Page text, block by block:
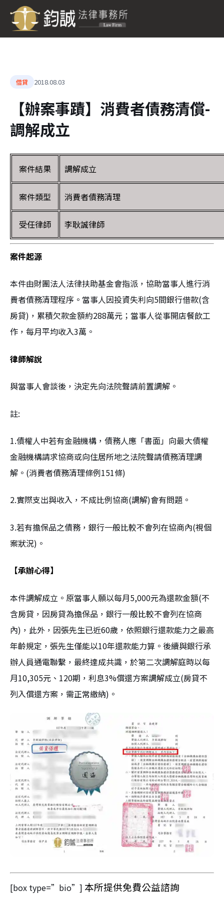
借貸 2018.08.03
【辦案事蹟】消費者債務清償-
調解成立
案件結果 調解成立
案件類型 消費者債務清理
受任律師 李耿誠律師
案件起源
本件由財團法人法律扶助基金會指派，協助當事人進行消
費者債務清理程序。當事人因投資失利向5間銀行借款(含
房貸)，累積欠款金額約288萬元；當事人從事開店餐飲工
作，每月平均收入3萬。
律師解說
與當事人會談後，決定先向法院聲請前置調解。
註:
1.債權人中若有金融機構，債務人應「書面」向最大債權
金融機構請求協商或向住居所地之法院聲請債務清理調
解。(消費者債務清理條例151條)
2.實際支出與收入，不成比例協商(調解)會有問題。
3.若有擔保品之債務，銀行一般比較不會列在協商內(視個
案狀況)。
【承辦心得】
本件調解成立。原當事人願以每月5,000元為還款金額(不
含房貸，因房貸為擔保品，銀行一般比較不會列在協商
內)，此外，因張先生已近60歲，依照銀行還款能力之最高
年齡規定，張先生僅能以10年還款能力算。後續與銀行承
辦人員通電聯繫，最終達成共識，於第二次調解庭時以每
月10,305元、120期，利息3%償還方案調解成立(房貸不
列入償還方案，需正常繳納)。
[box type=”bio”] 本所提供免費公益諮詢